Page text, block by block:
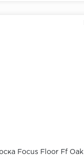
Focus Floor Ff Oak